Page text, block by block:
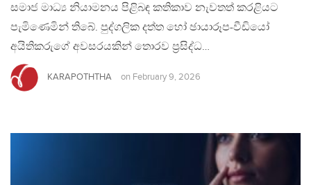
සමාජ මාධ්‍ය නියාමනය පිළිබඳ කතිකාව නැවතත් කරළියට
පැමිණෙමින් තිබේ. පුද්ගලික දත්ත හෝ ඡායාරූප-වීඩියෝ
අයිතිකරුගේ අවසරයකින් තොරව ප්‍රසිද්ධ…
KARAPOTHTHA on February 9, 2026